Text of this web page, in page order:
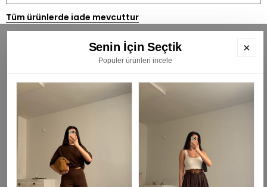
Tüm ürünlerde iade mevcuttur
BÜLTENİMİZE ÜYE OLUN
Gizlilik Politikası - HAKKIMIZDA -SIKÇA SORULAN SORULAR -
Senin İçin Seçtik
Popüler ürünleri incele
×